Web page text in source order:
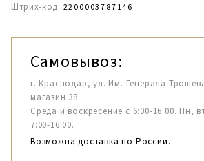
Штрих-код: 2200003787146
Самовывоз:
г. Краснодар, ул. Им. Генерала
магазин 38.
Среда и воскресение с 6:00-16:00. Пн,
7:00-16:00.
Возможна доставка по России.